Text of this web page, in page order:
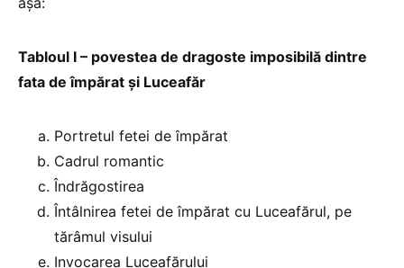
Tabloul I – povestea de dragoste imposibilă dintre
fata de împărat şi Luceafăr
Portretul fetei de împărat
Cadrul romantic
Îndrăgostirea
Întâlnirea fetei de împărat cu Luceafărul, pe
tărâmul visului
Invocarea Luceafărului